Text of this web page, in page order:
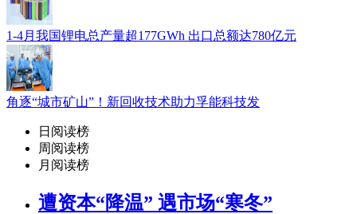
1-4月我国锂电总产量超177GWh 出口总额达780亿元
角逐“城市矿山”！新回收技术助力孚能科技发
日阅读榜
周阅读榜
月阅读榜
遭资本“降温” 遇市场“寒冬”